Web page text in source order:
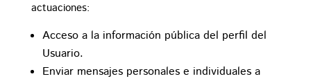
actuaciones:
Acceso a la información pública del perfil del
Usuario.
Enviar mensajes personales e individuales a